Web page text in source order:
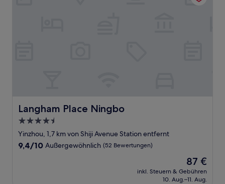
Langham Place Ningbo
Langham Place Ningbo
4.5-
Sterne-
Unterkunft
Yinzhou, 1,7 km von Shiji Avenue Station entfernt
9.4
9,4/10 Außergewöhnlich (52 Bewertungen)
Der
Preis
beträgt
87 €
inkl. Steuern & Gebühren
10. Aug.–11. Aug.